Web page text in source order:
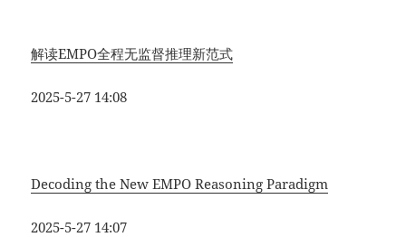
解读EMPO全程无监督推理新范式
2025-5-27 14:08
Decoding the New EMPO Reasoning Paradigm
2025-5-27 14:07